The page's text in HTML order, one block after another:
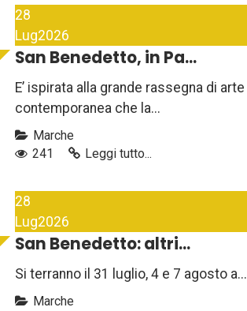
28
Lug2026
San Benedetto, in Pa...
E’ ispirata alla grande rassegna di arte
contemporanea che la...
Marche
241
Leggi tutto...
28
Lug2026
San Benedetto: altri...
Si terranno il 31 luglio, 4 e 7 agosto a...
Marche